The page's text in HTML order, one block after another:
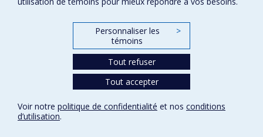
Nos centres d'études
Nos programmes et cours
Conditions d’utilisation
Paramètres des témoins
Montréal
Personnaliser les
témoins
>
Tout refuser
Tout accepter
Voir notre politique de confidentialité et nos conditions
d’utilisation.